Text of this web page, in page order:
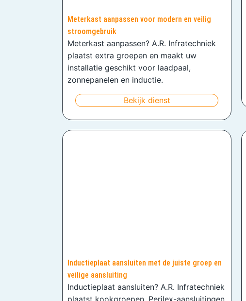
Meterkast aanpassen voor modern en veilig
stroomgebruik
Meterkast aanpassen? A.R. Infratechniek
plaatst extra groepen en maakt uw
installatie geschikt voor laadpaal,
zonnepanelen en inductie.
Bekijk dienst
Inductieplaat aansluiten met de juiste groep en
veilige aansluiting
Inductieplaat aansluiten? A.R. Infratechniek